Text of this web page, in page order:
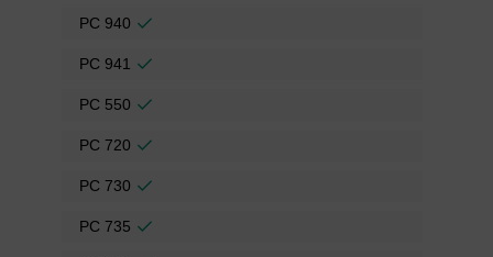
PC 940
PC 941
PC 550
PC 720
PC 730
PC 735